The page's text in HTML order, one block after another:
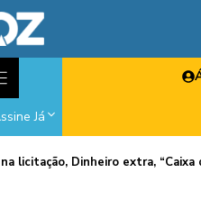
Já
licitação, Dinheiro extra,